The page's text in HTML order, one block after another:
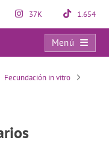
37K 1.654
Menú
Fecundación in vitro